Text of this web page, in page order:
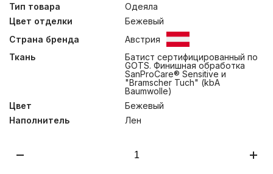
изделия без постельного белья. Регулируемые
подушки состоят из чехла и внутреннего наполнителя
из 4-L 100% Polyester®, который можно добавлять
или убирать вручную, подбирая необходимую высоту.
Рекомендована стирка одеял и чехлов подушек при
температуре до 30°С.
*согласно исследованиям эко-лаборатории РГУ им.
Тип товара
Одеяла
Цвет отделки
Бежевый
Страна бренда
Австрия
Ткань
Батист сертифицированный по
GOTS. Финишная обработка
SanProCare® Sensitive и
"Bramscher Tuch" (kbA
Baumwolle)
Цвет
Бежевый
Наполнитель
Лен